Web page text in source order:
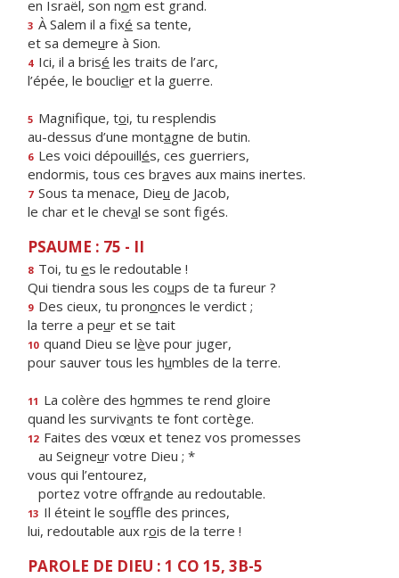
en Israël, son nom est grand.
3 À Salem il a fixé sa tente,
et sa demeure à Sion.
4 Ici, il a brisé les traits de l’arc,
l’épée, le bouclier et la guerre.
5 Magnifique, toi, tu resplendis
au-dessus d’une montagne de butin.
6 Les voici dépouillés, ces guerriers,
endormis, tous ces braves aux mains inertes.
7 Sous ta menace, Dieu de Jacob,
le char et le cheval se sont figés.
PSAUME : 75 - II
8 Toi, tu es le redoutable !
Qui tiendra sous les coups de ta fureur ?
9 Des cieux, tu prononces le verdict ;
la terre a peur et se tait
10 quand Dieu se lève pour juger,
pour sauver tous les humbles de la terre.
11 La colère des hommes te rend gloire
quand les survivants te font cortège.
12 Faites des vœux et tenez vos promesses
au Seigneur votre Dieu ; *
vous qui l’entourez,
portez votre offrande au redoutable.
13 Il éteint le souffle des princes,
lui, redoutable aux rois de la terre !
PAROLE DE DIEU : 1 CO 15, 3B-5